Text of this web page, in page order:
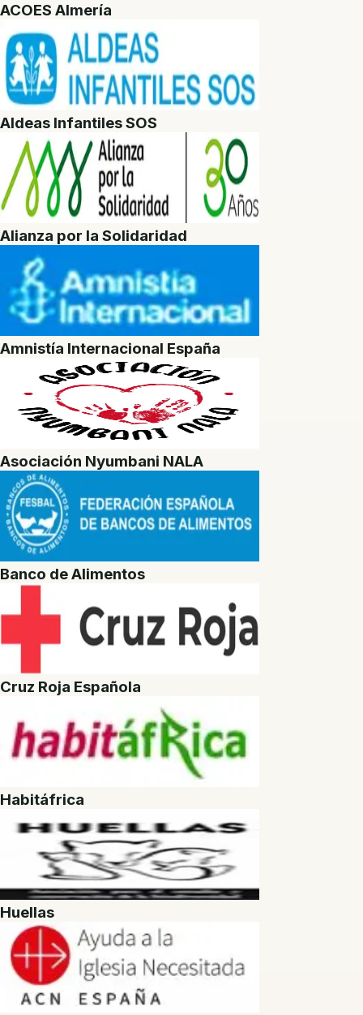
ACOES Almería
Aldeas Infantiles SOS
Alianza por la Solidaridad
Amnistía Internacional España
Asociación Nyumbani NALA
Banco de Alimentos
Cruz Roja Española
Habitáfrica
Huellas